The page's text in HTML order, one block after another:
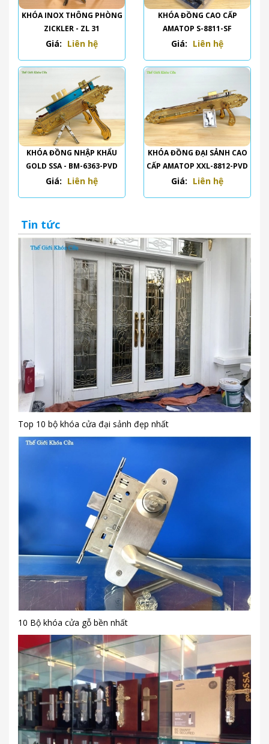
KHÓA INOX THÔNG PHÒNG
ZICKLER - ZL 31
Giá: Liên hệ
KHÓA ĐỒNG CAO CẤP
AMATOP S-8811-SF
Giá: Liên hệ
KHÓA ĐỒNG NHẬP KHẨU
GOLD SSA - BM-6363-PVD
Giá: Liên hệ
KHÓA ĐỒNG ĐẠI SẢNH CAO
CẤP AMATOP XXL-8812-PVD
Giá: Liên hệ
Tin tức
Top 10 bộ khóa cửa đại sảnh đẹp nhất
10 Bộ khóa cửa gỗ bền nhất